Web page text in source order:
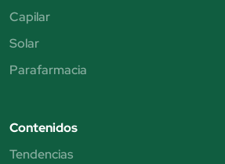
Capilar
Solar
Parafarmacia
Contenidos
Tendencias